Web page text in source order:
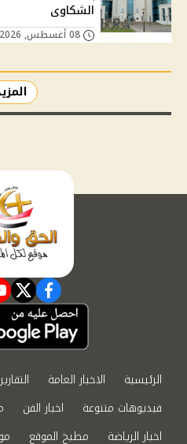
الشكاوى
الرئيسية الاخبار العامة
فيديوهات متنوعة
اخبار الفن
اخبار الرياضة
مطبخ الموقع